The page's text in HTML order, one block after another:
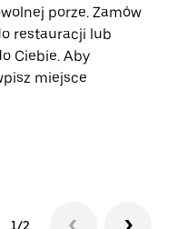
porze. Zamów
restauracji lub
Ciebie. Aby
miejsce
1/2